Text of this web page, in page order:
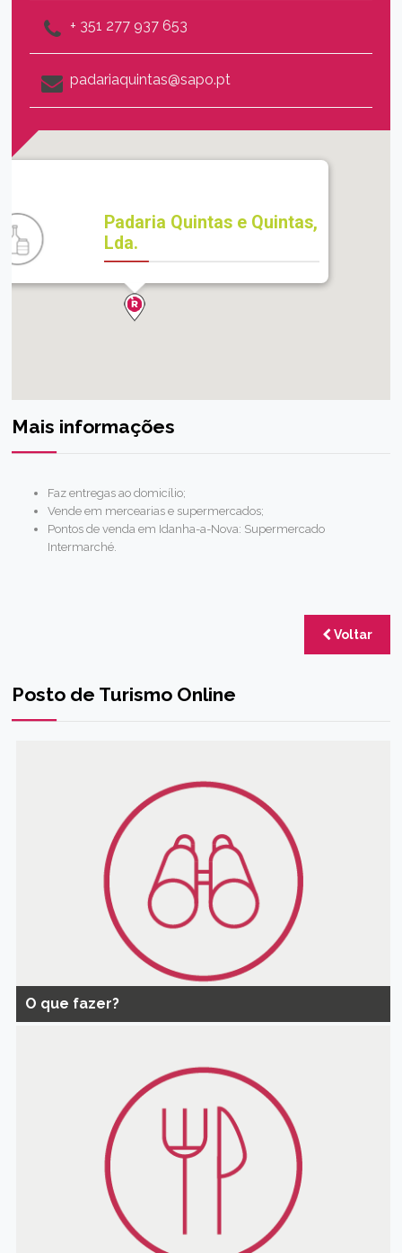
+ 351 277 937 653
padariaquintas@sapo.pt
Padaria Quintas e Quintas,
Lda.
Mais informações
Faz entregas ao domicílio;
Vende em mercearias e supermercados;
Pontos de venda em Idanha-a-Nova: Supermercado
Intermarché.
Voltar
Posto de Turismo Online
O que fazer?